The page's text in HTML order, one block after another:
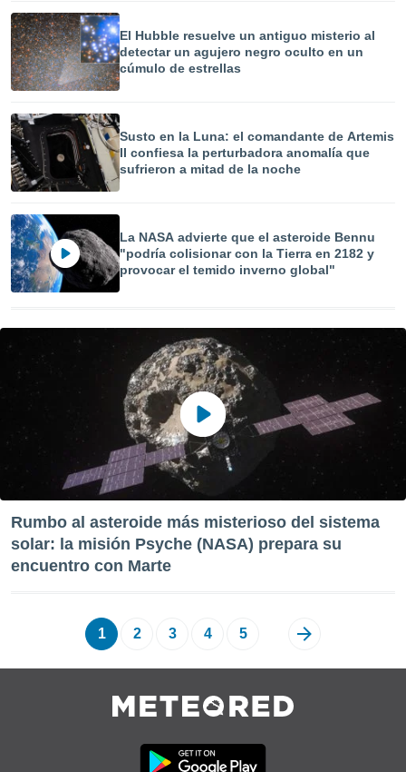
El Hubble resuelve un antiguo misterio al
detectar un agujero negro oculto en un
cúmulo de estrellas
Susto en la Luna: el comandante de Artemis
II confiesa la perturbadora anomalía que
sufrieron a mitad de la noche
La NASA advierte que el asteroide Bennu
"podría colisionar con la Tierra en 2182 y
provocar el temido inverno global"
Rumbo al asteroide más misterioso del sistema
solar: la misión Psyche (NASA) prepara su
encuentro con Marte
1 2 3 4 5